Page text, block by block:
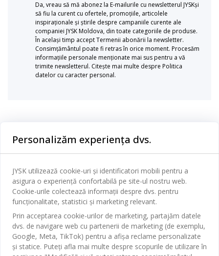
Da, vreau să mă abonez la E-mailurile cu newsletterul JYSKși
să fiu la curent cu ofertele, promoțiile, articolele
inspiraționale și știrile despre campaniile curente ale
companiei JYSK Moldova, din toate categoriile de produse.
În același timp accept Termenii abonării la newsletter.
Consimțământul poate fi retras în orice moment. Procesăm
informațiile personale menționate mai sus pentru a vă
trimite newsletterul. Citește mai multe despre Politica
datelor cu caracter personal.
Baie
Birou
Sufragerie
Bucătărie
Depozitare
Contact Relații Clienți
Magazine și program
Broșură
Termeni si conditii vânzări online
Garantia prețului
JYSK
Despre JYSK
JYSK.com
Presă
SEDIU CENTRAL
TAROL-DD S.R.L. str. Jubiliara, 41A mun. Chișinău, Republica
Moldova
JYSK RELAȚII CLIENȚI
Personalizăm experiența dvs.
JYSK utilizează cookie-uri și identificatori mobili pentru a
asigura o experiență confortabilă pe site-ul nostru web.
Cookie-urile colectează informații despre dvs. pentru
funcționalitate, statistici și marketing relevant.
Prin acceptarea cookie-urilor de marketing, partajăm datele
dvs. de navigare web cu partenerii de marketing (de exemplu,
Google, Meta, TikTok) pentru a afișa reclame personalizate
și statice. Puteți afla mai multe despre scopurile de utilizare în